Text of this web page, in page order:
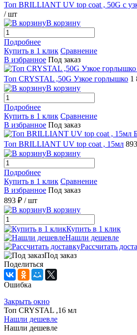
Топ BRILLIANT UV top coat , 50G с
/ шт
В корзину
Подробнее
Купить в 1 клик Сравнение
В избранное Под заказ
Топ CRYSTAL ,50G Узкое горлышко 1
В корзину
Подробнее
Купить в 1 клик Сравнение
В избранное Под заказ
Топ BRILLIANT UV top coat , 15мл
В корзину
Подробнее
Купить в 1 клик Сравнение
В избранное Под заказ
893 ₽ / шт
В корзину
Купить в 1 клик
Нашли дешевле
Рассчитать
Под заказ
Поделиться
Ошибка
Закрыть окно
Топ CRYSTAL ,16 мл
Нашли дешевле
Нашли дешевле